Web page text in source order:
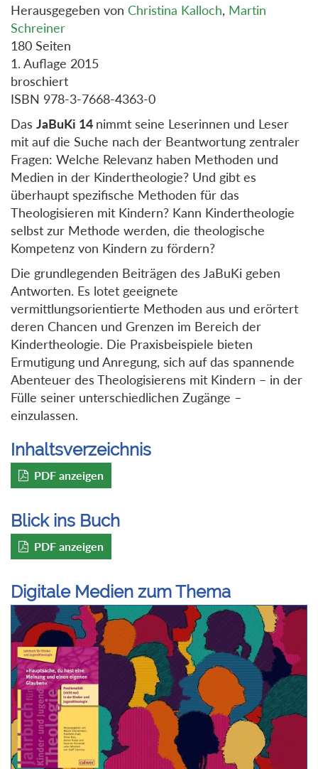
Herausgegeben von Christina Kalloch, Martin
Schreiner
180 Seiten
1. Auflage 2015
broschiert
ISBN 978-3-7668-4363-0
Das JaBuKi 14 nimmt seine Leserinnen und Leser
mit auf die Suche nach der Beantwortung zentraler
Fragen: Welche Relevanz haben Methoden und
Medien in der Kindertheologie? Und gibt es
überhaupt spezifische Methoden für das
Theologisieren mit Kindern? Kann Kindertheologie
selbst zur Methode werden, die theologische
Kompetenz von Kindern zu fördern?
Die grundlegenden Beiträgen des JaBuKi geben
Antworten. Es lotet geeignete
vermittlungsorientierte Methoden aus und erörtert
deren Chancen und Grenzen im Bereich der
Kindertheologie. Die Praxisbeispiele bieten
Ermutigung und Anregung, sich auf das spannende
Abenteuer des Theologisierens mit Kindern – in der
Fülle seiner unterschiedlichen Zugänge –
einzulassen.
Inhaltsverzeichnis
PDF anzeigen
Blick ins Buch
PDF anzeigen
Digitale Medien zum Thema